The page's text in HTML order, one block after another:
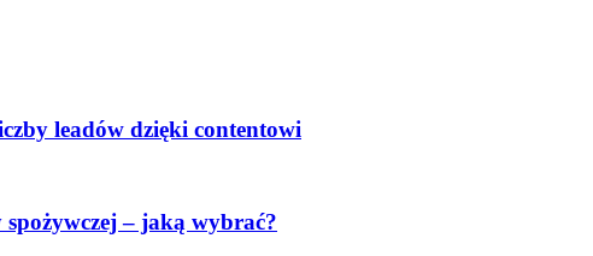
leadów dzięki contentowi
– jaką wybrać?